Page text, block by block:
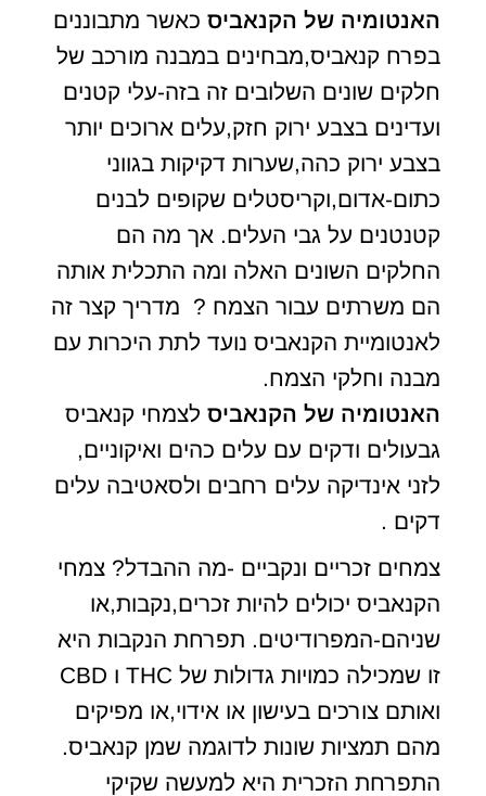
האנטומיה של הקנאביס כאשר מתבוננים
בפרח קנאביס,מבחינים במבנה מורכב של
חלקים שונים השלובים זה בזה-עלי קטנים
ועדינים בצבע ירוק חזק,עלים ארוכים יותר
בצבע ירוק כהה,שערות דקיקות בגווני
כתום-אדום,וקריסטלים שקופים לבנים
קטנטנים על גבי העלים. אך מה הם
החלקים השונים האלה ומה התכלית אותה
הם משרתים עבור הצמח ? מדריך קצר זה
לאנטומיית הקנאביס נועד לתת היכרות עם
מבנה וחלקי הצמח.
האנטומיה של הקנאביס לצמחי קנאביס
גבעולים ודקים עם עלים כהים ואיקוניים,
לזני אינדיקה עלים רחבים ולסאטיבה עלים
דקים .
צמחים זכריים ונקביים -מה ההבדל? צמחי
הקנאביס יכולים להיות זכרים,נקבות,או
שניהם-המפרודיטים. תפרחת הנקבות היא
זו שמכילה כמויות גדולות של THC ו CBD
ואותם צורכים בעישון או אידוי,או מפיקים
מהם תמציות שונות לדוגמה שמן קנאביס.
התפרחת הזכרית היא למעשה שקיקי